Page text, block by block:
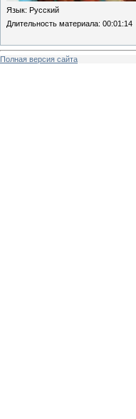
Язык: Русский
Длительность материала: 00:01:14
Полная версия сайта